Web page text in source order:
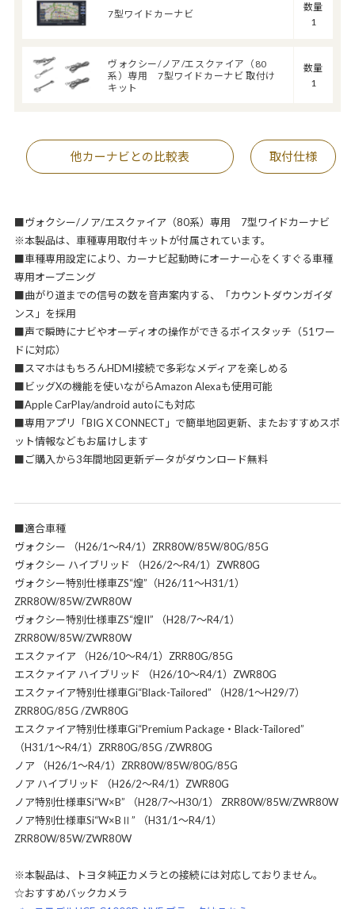
7型ワイドカーナビ
数量
1
ヴォクシー/ノア/エスクァイア（80
系）専用 7型ワイドカーナビ 取付け
キット
数量
1
他カーナビとの比較表 取付仕様
■ヴォクシー/ノア/エスクァイア（80系）専用 7型ワイドカーナビ
※本製品は、車種専用取付キットが付属されています。
■車種専用設定により、カーナビ起動時にオーナー心をくすぐる車種
専用オープニング
■曲がり道までの信号の数を音声案内する、「カウントダウンガイダ
ンス」を採用
■声で瞬時にナビやオーディオの操作ができるボイスタッチ（51ワー
ドに対応）
■スマホはもちろんHDMI接続で多彩なメディアを楽しめる
■ビッグXの機能を使いながらAmazon Alexaも使用可能
■Apple CarPlay/android autoにも対応
■専用アプリ「BIG X CONNECT」で簡単地図更新、またおすすめスポ
ット情報などもお届けします
■ご購入から3年間地図更新データがダウンロード無料
■適合車種
ヴォクシー （H26/1～R4/1）ZRR80W/85W/80G/85G
ヴォクシー ハイブリッド （H26/2～R4/1）ZWR80G
ヴォクシー特別仕様車ZS“煌”（H26/11～H31/1）
ZRR80W/85W/ZWR80W
ヴォクシー特別仕様車ZS“煌II” （H28/7～R4/1）
ZRR80W/85W/ZWR80W
エスクァイア （H26/10～R4/1）ZRR80G/85G
エスクァイア ハイブリッド （H26/10～R4/1）ZWR80G
エスクァイア特別仕様車Gi“Black-Tailored” （H28/1～H29/7）
ZRR80G/85G /ZWR80G
エスクァイア特別仕様車Gi“Premium Package・Black-Tailored”
（H31/1～R4/1）ZRR80G/85G /ZWR80G
ノア （H26/1～R4/1）ZRR80W/85W/80G/85G
ノア ハイブリッド （H26/2～R4/1）ZWR80G
ノア特別仕様車Si“W×B” （H28/7～H30/1） ZRR80W/85W/ZWR80W
ノア特別仕様車Si“W×BⅡ” （H31/1～R4/1）
ZRR80W/85W/ZWR80W
※本製品は、トヨタ純正カメラとの接続には対応しておりません。
☆おすすめバックカメラ